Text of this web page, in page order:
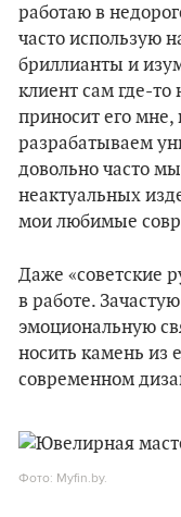
работаю в
часто использую
бриллианты и
клиент сам где-
приносит его
разрабатываем
довольно часто
неактуальных
мои любимые
Даже «советские
в работе.
эмоциональную
носить камень из
современном
Фото: Myfin.by.